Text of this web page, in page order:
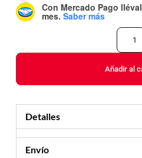
Con Mercado Pago
mes. Saber más
Añadir al
Detalles
Envío